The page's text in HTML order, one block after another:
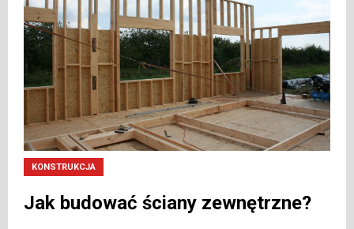
KONSTRUKCJA
Jak budować ściany zewnętrzne?